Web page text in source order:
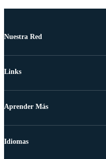
Nuestra Red
Links
Aprender Más
Idiomas